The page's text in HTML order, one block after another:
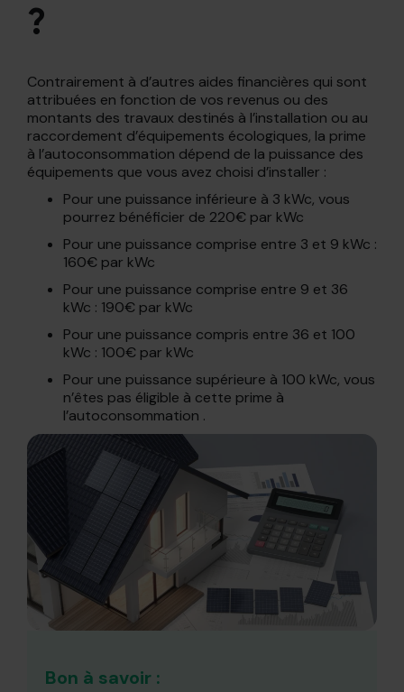
Bon à savoir :
?
Contrairement à d’autres aides financières qui sont
attribuées en fonction de vos revenus ou des
montants des travaux destinés à l’installation ou au
raccordement d’équipements écologiques, la prime
à l’autoconsommation dépend de la puissance des
équipements que vous avez choisi d’installer :
Pour une puissance inférieure à 3 kWc, vous
pourrez bénéficier de 220€ par kWc
Pour une puissance comprise entre 3 et 9 kWc :
160€ par kWc
Pour une puissance comprise entre 9 et 36
kWc : 190€ par kWc
Pour une puissance compris entre 36 et 100
kWc : 100€ par kWc
Pour une puissance supérieure à 100 kWc, vous
n’êtes pas éligible à cette prime à
l’autoconsommation .